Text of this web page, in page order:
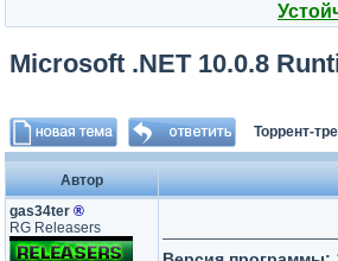
Microsoft .NET 10.0.8
Торрент-
Автор
gas34ter ®
RG Releasers